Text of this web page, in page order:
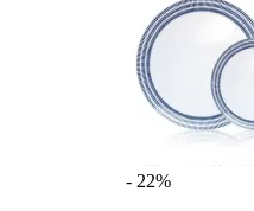
- 22%